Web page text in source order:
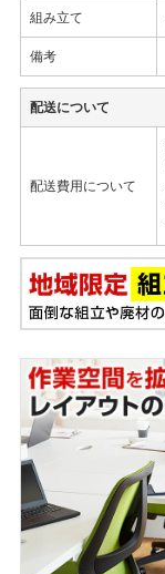
組み立て
備考
配送について
配送費用について